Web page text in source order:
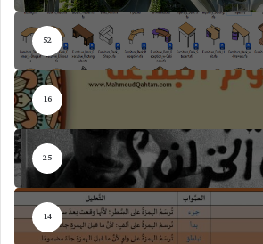
52
16
25
14